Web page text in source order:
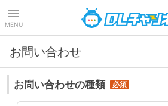
MENU
お問い合わせ
お問い合わせの種類